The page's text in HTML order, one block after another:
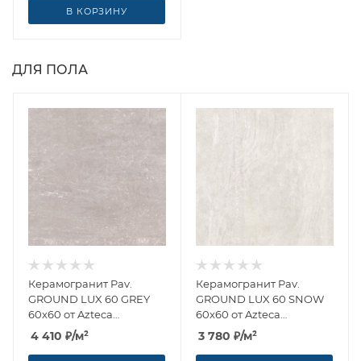
В КОРЗИНУ
ДЛЯ ПОЛА
Керамогранит Pav.
GROUND LUX 60 GREY
60x60 от Azteca
(Испания)
4 410 ₽/м²
Керамогранит Pav.
GROUND LUX 60 SNOW
60x60 от Azteca
(Испания)
3 780 ₽/м²